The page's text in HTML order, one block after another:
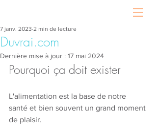
Duvrai.com
7 janv. 2023 2 min de lecture
Dernière mise à jour : 17 mai 2024
Pourquoi ça doit exister
L'alimentation est la base de notre
santé et bien souvent un grand moment
de plaisir.